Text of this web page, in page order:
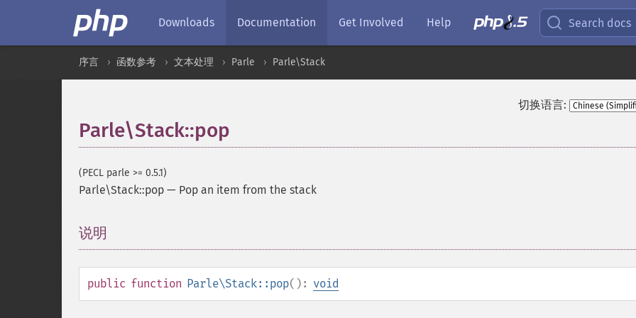
Downloads Documentation Get Involved Help Search docs
序言 函数参考 文本处理 Parle Parle\Stack
切换语言:
Parle\Stack::pop
(PECL parle >= 0.5.1)
Parle\Stack::pop — Pop an item from the stack
说明
public function Parle\Stack::pop(): void